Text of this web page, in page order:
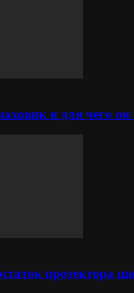
и для чего
протектора